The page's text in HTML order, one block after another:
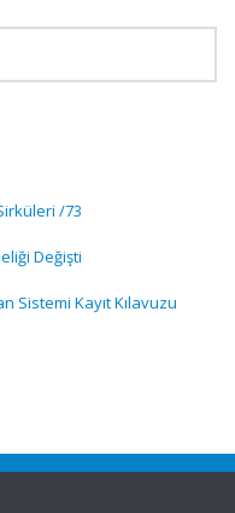
/73
Değişti
Sistemi Kayıt Kılavuzu